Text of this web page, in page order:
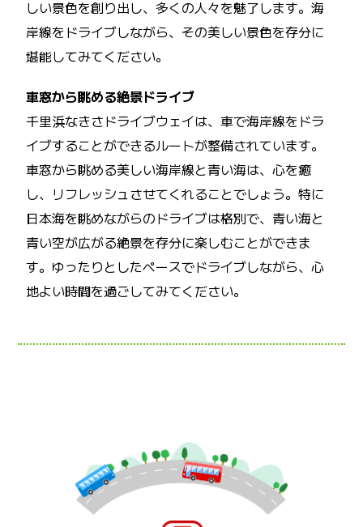
しい景色を創り出し、多くの人々を魅了します。海
岸線をドライブしながら、その美しい景色を存分に
堪能してみてください。
車窓から眺める絶景ドライブ
千里浜なきさドライブウェイは、車で海岸線をドラ
イブすることができるルートが整備されています。
車窓から眺める美しい海岸線と青い海は、心を癒
し、リフレッシュさせてくれることでしょう。特に
日本海を眺めながらのドライブは格別で、青い海と
青い空が広がる絶景を存分に楽しむことができま
す。ゆったりとしたペースでドライブしながら、心
地よい時間を過ごしてみてください。